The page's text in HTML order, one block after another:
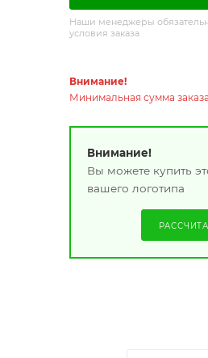
Наши менеджеры
условия заказа
Внимание!
Минимальная сумма
Внимание!
Вы можете купить
вашего логотипа